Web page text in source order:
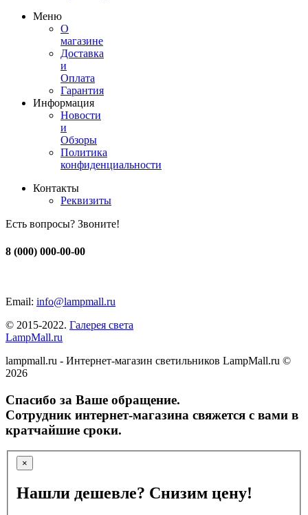
Меню
О
магазине
Доставка
и
Оплата
Гарантия
Информация
Новости
и
Обзоры
Политика
конфиденциальности
Контакты
Реквизиты
Есть вопросы? Звоните!
8 (000) 000-00-00
Email: info@lampmall.ru
© 2015-2022. Галерея света
LampMall.ru
lampmall.ru - Интернет-магазин светильников LampMall.ru ©
2026
Спасибо за Ваше обращение.
Сотрудник интернет-магазина свяжется с вами в
кратчайшие сроки.
×
Нашли дешевле? Снизим цену!